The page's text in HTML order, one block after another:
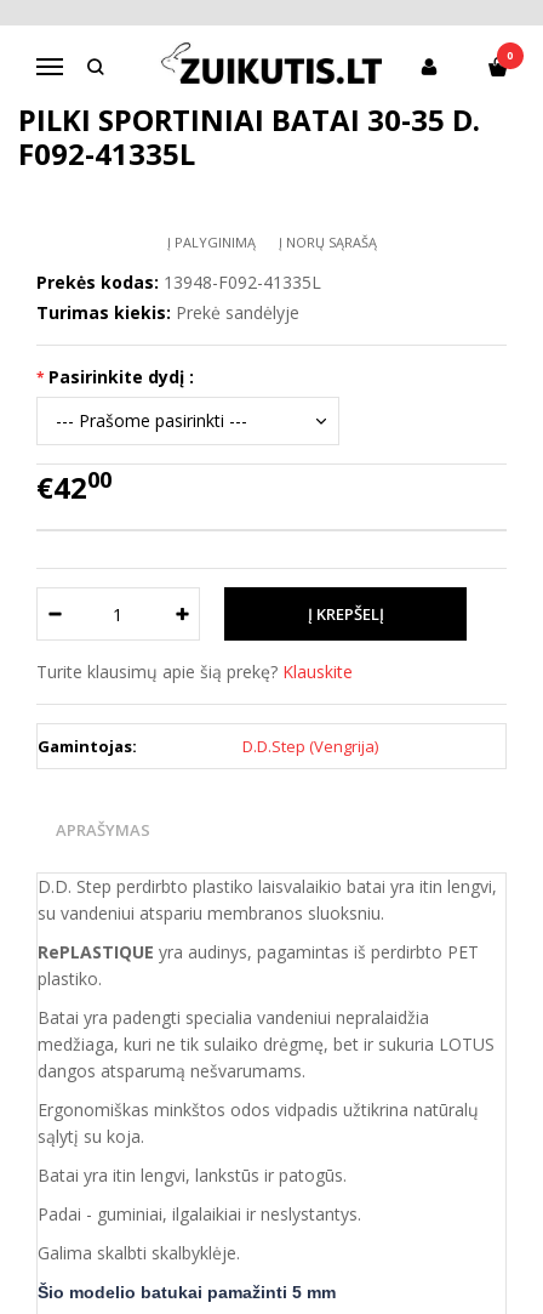
Navigacija
0
Pagrindinis Batai berniukui
Sportiniai bateliai
Pilki sportiniai batai 30-35 d. F092-41335L
PILKI SPORTINIAI BATAI 30-35 D.
F092-41335L
Į PALYGINIMĄ Į NORŲ SĄRAŠĄ
Prekės kodas: 13948-F092-41335L
Turimas kiekis: Prekė sandėlyje
Pasirinkite dydį :
€4200
Turite klausimų apie šią prekę? Klauskite
Gamintojas: D.D.Step (Vengrija)
APRAŠYMAS
D.D. Step perdirbto plastiko laisvalaikio batai yra itin lengvi,
su vandeniui atspariu membranos sluoksniu.
RePLASTIQUE yra audinys, pagamintas iš perdirbto PET
plastiko.
Batai yra padengti specialia vandeniui nepralaidžia
medžiaga, kuri ne tik sulaiko drėgmę, bet ir sukuria LOTUS
dangos atsparumą nešvarumams.
Ergonomiškas minkštos odos vidpadis užtikrina natūralų
sąlytį su koja.
Batai yra itin lengvi, lankstūs ir patogūs.
Padai - guminiai, ilgalaikiai ir neslystantys.
Galima skalbti skalbyklėje.
Šio modelio batukai pamažinti 5 mm